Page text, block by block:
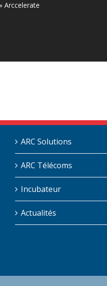
» Arccelerate
ARC Solutions
ARC Télécoms
Incubateur
Actualités